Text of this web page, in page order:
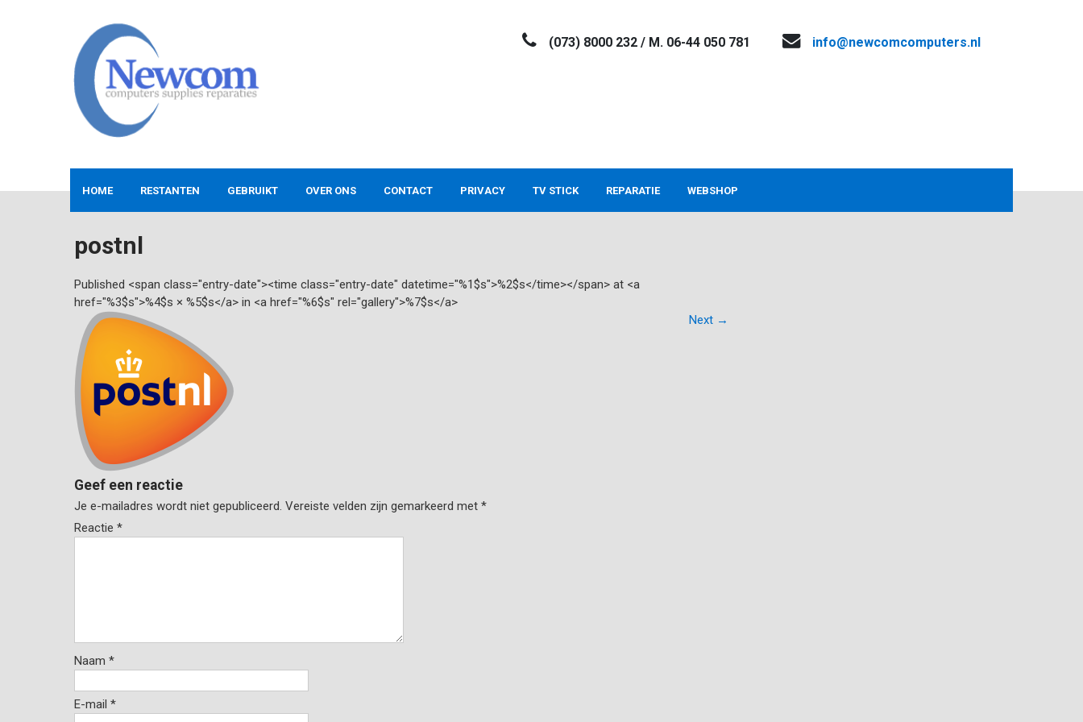
NEWCOM
(073) 8000 232 / M. 06-44 050 781 info@newcomcomputers.nl
HOME RESTANTEN GEBRUIKT OVER ONS CONTACT PRIVACY TV STICK REPARATIE WEBSHOP
postnl
Published <span class="entry-date"><time class="entry-date" datetime="%1$s">%2$s</time></span> at <a
href="%3$s">%4$s × %5$s</a> in <a href="%6$s" rel="gallery">%7$s</a>
Next →
Geef een reactie
Je e-mailadres wordt niet gepubliceerd. Vereiste velden zijn gemarkeerd met *
Reactie *
Naam *
E-mail *